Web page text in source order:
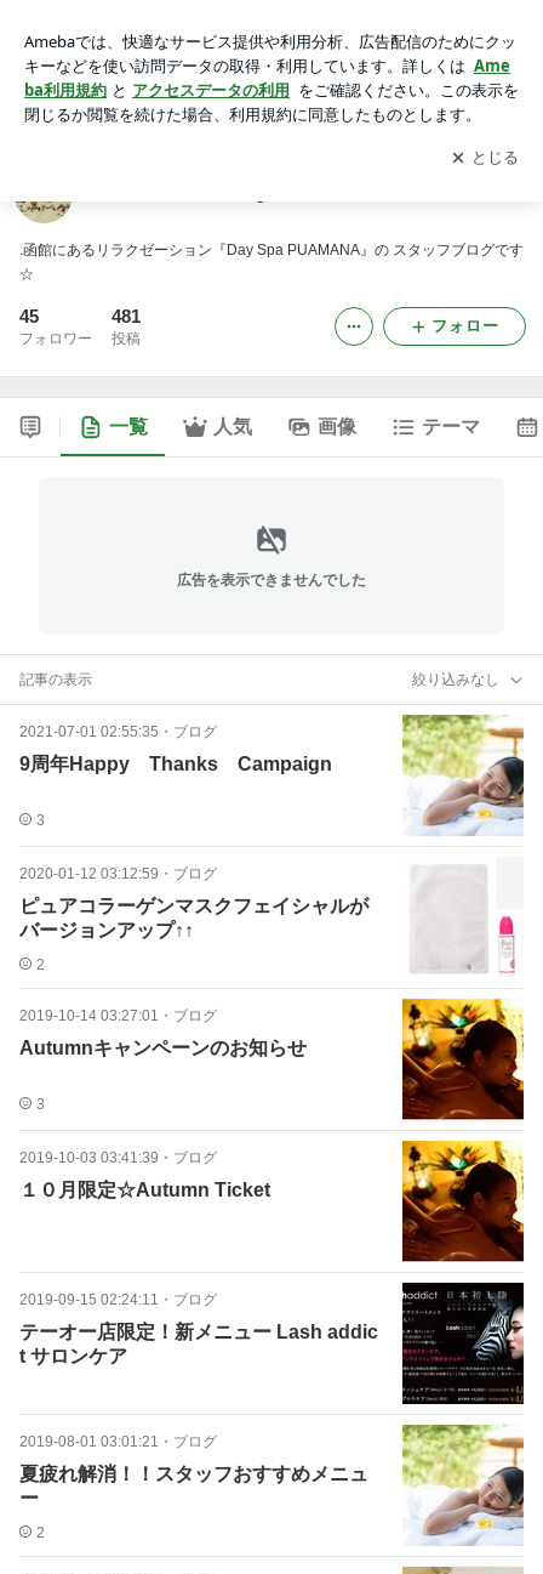
アプリをダウンロードして ブログの更新通知
を受け取りまし
ょう。
開く
.函館にあるリラクゼーション『Day Spa PUAMANA』の スタッフブログです
☆
45
フォロワー
481
投稿
フォロー
一覧 人気 画像 テーマ
広告を表示できませんでした
記事の表示 絞り込みなし
2021-07-01 02:55:35 ・ ブログ
9周年Happy Thanks Campaign
3
2020-01-12 03:12:59 ・ ブログ
ピュアコラーゲンマスクフェイシャルが
バージョンアップ↑↑
2
2019-10-14 03:27:01 ・ ブログ
Autumnキャンペーンのお知らせ
3
2019-10-03 03:41:39 ・ ブログ
１０月限定☆Autumn Ticket
2019-09-15 02:24:11 ・ ブログ
テーオー店限定！新メニュー Lash addic
t サロンケア
2019-08-01 03:01:21 ・ ブログ
夏疲れ解消！！スタッフおすすめメニュ
ー
2